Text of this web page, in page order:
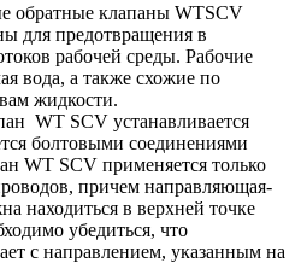
обратные клапаны WTSCV
для предотвращения в
рабочей среды. Рабочие
вода, а также схожие по
жидкости.
WT SCV устанавливается
болтовыми соединениями
WT SCV применяется только
причем направляющая-
находиться в верхней точке
убедиться, что
с направлением, указанным на